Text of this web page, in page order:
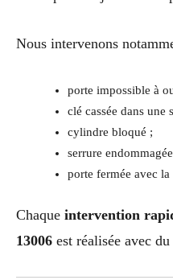
Nous intervenons
porte impossible à
clé cassée dans une
cylindre bloqué ;
serrure
porte fermée avec la
Chaque intervention
13006 est réalisée avec